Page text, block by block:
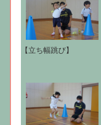
【立ち幅跳び】